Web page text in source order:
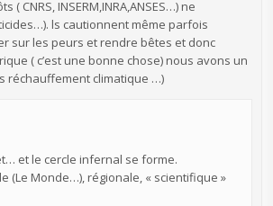
INSERM,INRA,ANSES…) ne
ls cautionnent même parfois
sur les peurs et rendre bêtes et donc
( c’est une bonne chose) nous avons un
réchauffement climatique …)
et le cercle infernal se forme.
(Le Monde…), régionale, « scientifique »